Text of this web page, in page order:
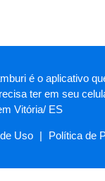
é o aplicativo
ter em seu
Vitória/ ES
Uso | Política de